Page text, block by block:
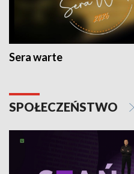
Sera warte
SPOŁECZEŃSTWO